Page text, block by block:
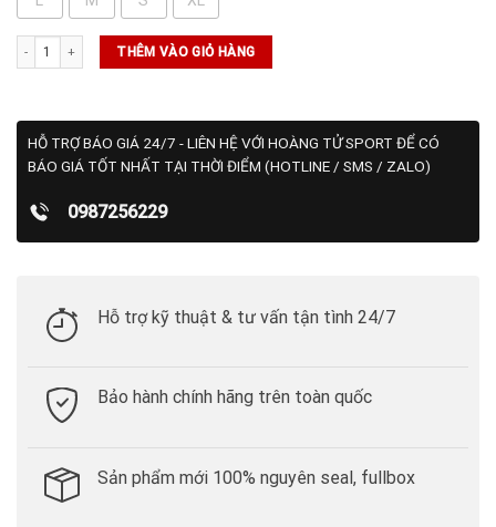
Quần Asics New Jersey - (2041A406-100) số lượng
THÊM VÀO GIỎ HÀNG
HỖ TRỢ BÁO GIÁ 24/7 - LIÊN HỆ VỚI HOÀNG TỬ SPORT ĐỂ CÓ
BÁO GIÁ TỐT NHẤT TẠI THỜI ĐIỂM (HOTLINE / SMS / ZALO)
0987256229
Hỗ trợ kỹ thuật & tư vấn tận tình 24/7
Bảo hành chính hãng trên toàn quốc
Sản phẩm mới 100% nguyên seal, fullbox